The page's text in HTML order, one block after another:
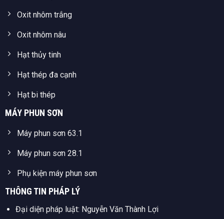
Oxit nhôm trắng
Oxit nhôm nâu
Hạt thủy tinh
Hạt thép đa cạnh
Hạt bi thép
MÁY PHUN SƠN
Máy phun sơn 63.1
Máy phun sơn 28.1
Phụ kiện máy phun sơn
THÔNG TIN PHÁP LÝ
Đại diện pháp luật: Nguyễn Văn Thành Lợi